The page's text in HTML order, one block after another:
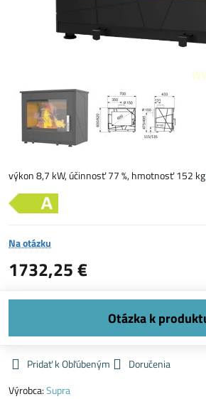
výkon 8,7 kW, účinnosť 77 %, hmotnosť 152 kg
Na otázku
1732,25 €
Pridať k Obľúbeným
Doručenia
Výrobca:Supra